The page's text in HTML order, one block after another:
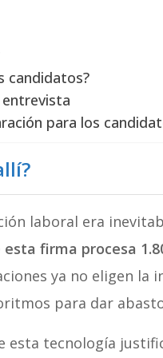
candidatos?
para los
laboral era
firma procesa
ya no eligen la
para dar
esta tecnología